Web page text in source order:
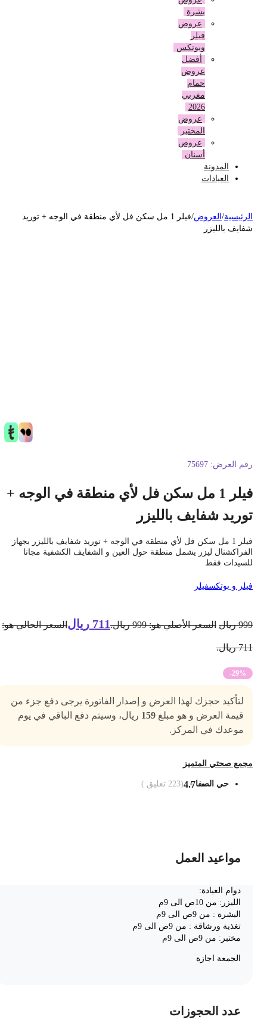
بشرة
عروض
وبوتكس
أفضل
عروض
حمام
مغربي
عروض
المختبر
عروض
أسنان
المدونة
العيادات
/العروض
فيلر 1 مل سكن فل لأي منطقة في الوجه + توريد
بالليزر
العرض: 75697
فيلر 1 مل سكن فل لأي منطقة في الوجه +
شفايف بالليزر
فيلر 1 مل سكن فل لأي منطقة في الوجه + توريد شفايف بالليزر بجهاز
ليزر يشمل منطقة حول العين و الشفايف الكشفية مجانا
فقط
و بوتكسفيلر
ريال السعر الأصلي هو: 999 ريال. 711 ريال السعر الحالي هو:
-29%
لتأكيد حجزك لهذا العرض و إصدار الفاتورة يرجى دفع جزء من
قيمة العرض و هو مبلغ159 ريال، وسيتم دفع الباقي في يوم
موعدك في المركز.
صحتي المتميز
حي الصفا 4.7
(
223تعليق )
مواعيد العمل
دوام العيادة:
الليزر: من 10ص الى 9م
البشرة : من 9ص الى 9م
تغذية ورشاقة : من 9ص الى 9م
مختبر: من 9ص الى 9م
الجمعة اجازة
عدد الحجوزات